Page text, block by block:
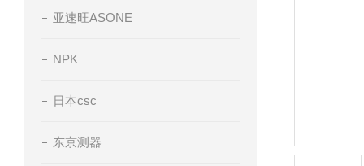
亚速旺ASONE
NPK
日本csc
东京测器